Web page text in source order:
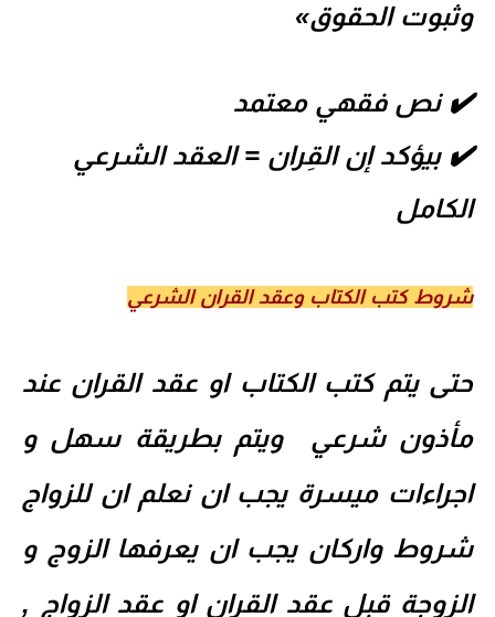
وثبوت الحقوق»
✔️ نص فقهي معتمد
✔️ بيؤكد إن القِران = العقد الشرعي
الكامل
شروط كتب الكتاب وعقد القران الشرعي
حتى يتم كتب الكتاب او عقد القران عند
مأذون شرعي ويتم بطريقة سهل و
اجراءات ميسرة يجب ان نعلم ان للزواج
شروط واركان يجب ان يعرفها الزوج و
الزوجة قبل عقد القران او عقد الزواج ,